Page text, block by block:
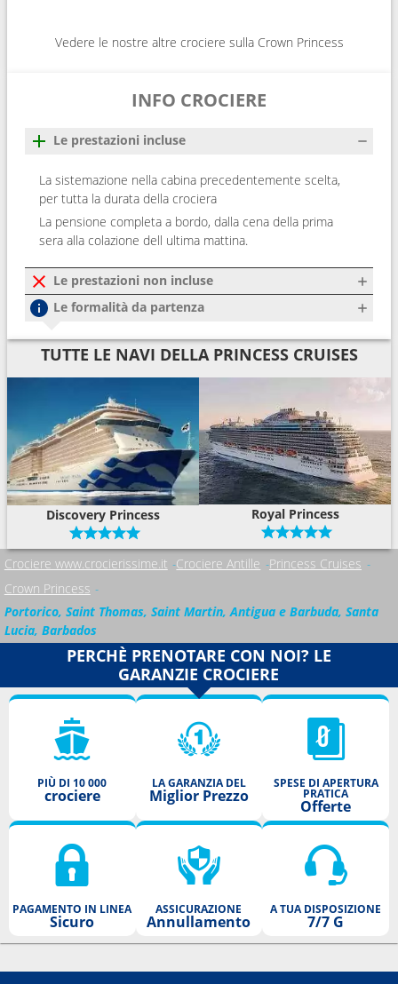
Vedere le nostre altre crociere sulla Crown Princess
INFO CROCIERE
Le prestazioni incluse
La sistemazione nella cabina precedentemente scelta,
per tutta la durata della crociera
La pensione completa a bordo, dalla cena della prima
sera alla colazione dell ultima mattina.
Le prestazioni non incluse
Le formalità da partenza
TUTTE LE NAVI DELLA PRINCESS CRUISES
Discovery Princess Royal Princess
Crociere www.crocierissime.it Crociere Antille Princess Cruises
Crown Princess
Portorico, Saint Thomas, Saint Martin, Antigua e Barbuda, Santa
Lucia, Barbados
PERCHÈ PRENOTARE CON NOI? LE
GARANZIE CROCIERE
PIÙ DI 10 000
crociere
LA GARANZIA DEL
Miglior Prezzo
SPESE DI APERTURA
PRATICA
Offerte
PAGAMENTO IN LINEA
Sicuro
ASSICURAZIONE
Annullamento
A TUA DISPOSIZIONE
7/7 G